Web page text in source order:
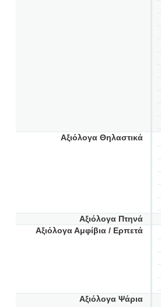
Αξιόλογα Θηλαστικά
Αξιόλογα Πτηνά
Αξιόλογα Αμφίβια / Ερπετά
Αξιόλογα Ψάρια